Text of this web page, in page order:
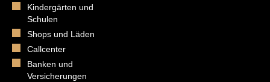
Kindergärten und
Schulen
Shops und Läden
Callcenter
Banken und
Versicherungen